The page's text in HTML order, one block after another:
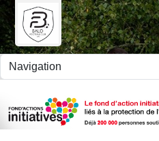
Panneau de gestion des cookies